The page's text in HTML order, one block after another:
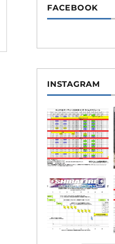
FACEBOOK
INSTAGRAM